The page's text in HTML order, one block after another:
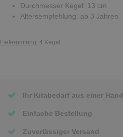
Durchmesser Kegel: 13 cm
Altersempfehlung: ab 3 Jahren
Lieferumfang: 4 Kegel
Ihr Kitabedarf aus einer Hand
Einfache Bestellung
Zuverlässiger Versand